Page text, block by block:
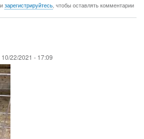
зарегистрируйтесь, чтобы оставлять комментарии
10/22/2021 - 17:09